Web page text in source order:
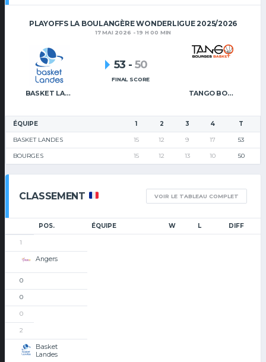
PLAYOFFS LA BOULANGÈRE WONDERLIGUE 2025/2026
17 MAI 2026 - 19 H 00 MIN
BASKET LANDES TANGO BOURGES BASKET
53 - 50
FINAL SCORE
ÉQUIPE 1 2 3 4 T
BASKET LANDES 15 12 9 17 53
BOURGES 15 12 13 10 50
CLASSEMENT VOIR LE TABLEAU COMPLET
POS. ÉQUIPE W L DIFF
1
Angers
0
0
0
2
Basket
Landes